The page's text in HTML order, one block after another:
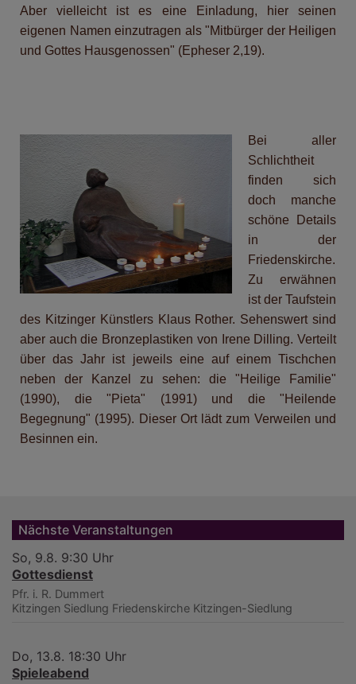
Aber vielleicht ist es eine Einladung, hier seinen
eigenen Namen einzutragen als "Mitbürger der Heiligen
und Gottes Hausgenossen" (Epheser 2,19).
Bei aller
Schlichtheit
finden sich
doch manche
schöne Details
in der
Friedenskirche.
Zu erwähnen
ist der Taufstein
des Kitzinger Künstlers Klaus Rother. Sehenswert sind
aber auch die Bronzeplastiken von Irene Dilling. Verteilt
über das Jahr ist jeweils eine auf einem Tischchen
neben der Kanzel zu sehen: die "Heilige Familie"
(1990), die "Pieta" (1991) und die "Heilende
Begegnung" (1995). Dieser Ort lädt zum Verweilen und
Besinnen ein.
Nächste Veranstaltungen
So, 9.8. 9:30 Uhr
Gottesdienst
Pfr. i. R. Dummert
Kitzingen Siedlung Friedenskirche Kitzingen-Siedlung
Do, 13.8. 18:30 Uhr
Spieleabend